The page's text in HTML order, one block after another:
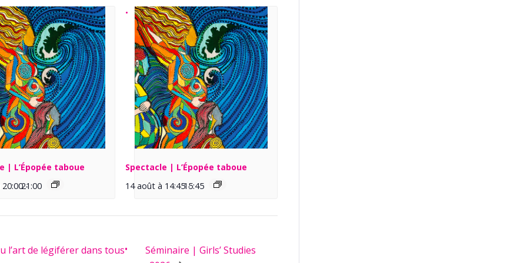
| L’Épopée taboue
-
21:00
Spectacle | L’Épopée taboue
14 août à 14:45 -
15:45
l’art de légiférer dans tous
Séminaire | Girls’ Studies